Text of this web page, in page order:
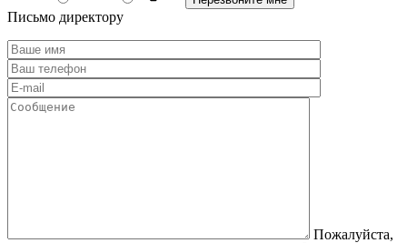
Письмо директору
Пожалуйста,